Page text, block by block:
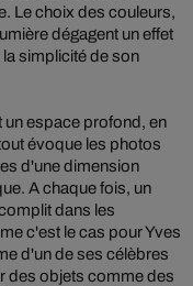
Le choix des couleurs,
dégagent un effet
simplicité de son
un espace profond, en
évoque les photos
d'une dimension
A chaque fois, un
dans les
c'est le cas pour Yves
d'un de ses célèbres
des objets comme des